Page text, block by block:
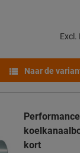
Excl.
Naar de
kort